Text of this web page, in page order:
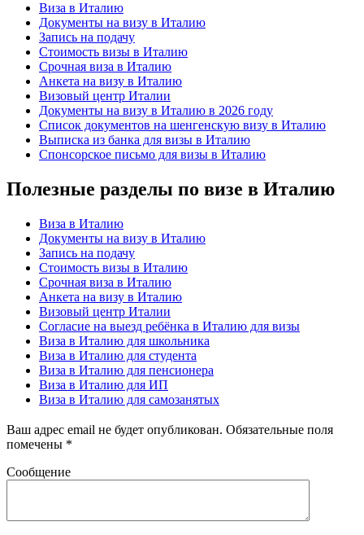
Виза в Италию
Документы на визу в Италию
Запись на подачу
Стоимость визы в Италию
Срочная виза в Италию
Анкета на визу в Италию
Визовый центр Италии
Документы на визу в Италию в 2026 году
Список документов на шенгенскую визу в Италию
Выписка из банка для визы в Италию
Спонсорское письмо для визы в Италию
Полезные разделы по визе в Италию
Виза в Италию
Документы на визу в Италию
Запись на подачу
Стоимость визы в Италию
Срочная виза в Италию
Анкета на визу в Италию
Визовый центр Италии
Согласие на выезд ребёнка в Италию для визы
Виза в Италию для школьника
Виза в Италию для студента
Виза в Италию для пенсионера
Виза в Италию для ИП
Виза в Италию для самозанятых
Ваш адрес email не будет опубликован. Обязательные поля
помечены *
Сообщение